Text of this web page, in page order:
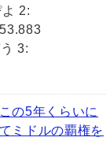
2:
3:
の5年くらいに
ミドルの覇権を